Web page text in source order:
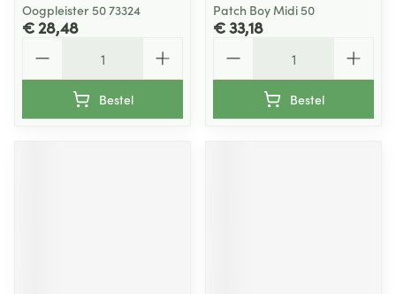
Oogpleister 50 73324
€ 28,48
Bestel
Patch Boy Midi 50
€ 33,18
Bestel